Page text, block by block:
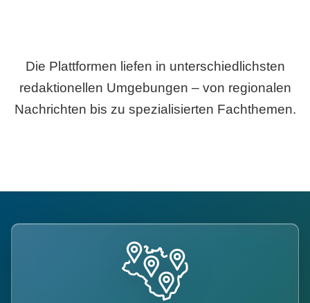
Die Plattformen liefen in unterschiedlichsten
redaktionellen Umgebungen – von regionalen
Nachrichten bis zu spezialisierten Fachthemen.